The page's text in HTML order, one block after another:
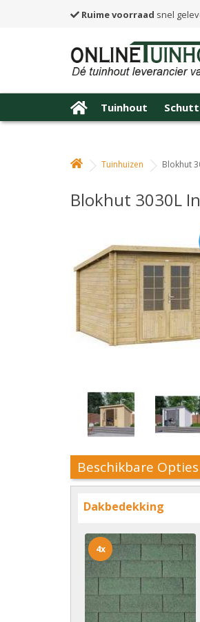
Ruime voorraad snel
Tuinhout
Tuinhuizen Blokhut
Blokhut 3030L
Beschikbare Opties
Dakbedekking
4x